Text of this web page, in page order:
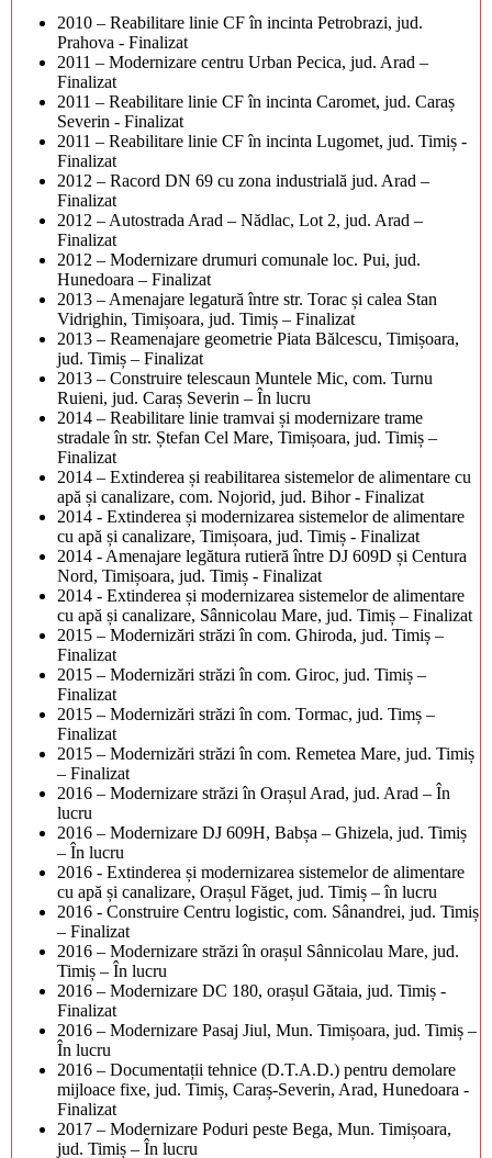
2010 – Reabilitare linie CF în incinta Petrobrazi, jud.
Prahova - Finalizat
2011 – Modernizare centru Urban Pecica, jud. Arad –
Finalizat
2011 – Reabilitare linie CF în incinta Caromet, jud. Caraș
Severin - Finalizat
2011 – Reabilitare linie CF în incinta Lugomet, jud. Timiș -
Finalizat
2012 – Racord DN 69 cu zona industrială jud. Arad –
Finalizat
2012 – Autostrada Arad – Nădlac, Lot 2, jud. Arad –
Finalizat
2012 – Modernizare drumuri comunale loc. Pui, jud.
Hunedoara – Finalizat
2013 – Amenajare legatură între str. Torac și calea Stan
Vidrighin, Timișoara, jud. Timiș – Finalizat
2013 – Reamenajare geometrie Piata Bălcescu, Timișoara,
jud. Timiș – Finalizat
2013 – Construire telescaun Muntele Mic, com. Turnu
Ruieni, jud. Caraș Severin – În lucru
2014 – Reabilitare linie tramvai și modernizare trame
stradale în str. Ștefan Cel Mare, Timișoara, jud. Timiș –
Finalizat
2014 – Extinderea și reabilitarea sistemelor de alimentare cu
apă și canalizare, com. Nojorid, jud. Bihor - Finalizat
2014 - Extinderea și modernizarea sistemelor de alimentare
cu apă și canalizare, Timișoara, jud. Timiș - Finalizat
2014 - Amenajare legătura rutieră între DJ 609D și Centura
Nord, Timișoara, jud. Timiș - Finalizat
2014 - Extinderea și modernizarea sistemelor de alimentare
cu apă și canalizare, Sânnicolau Mare, jud. Timiș – Finalizat
2015 – Modernizări străzi în com. Ghiroda, jud. Timiș –
Finalizat
2015 – Modernizări străzi în com. Giroc, jud. Timiș –
Finalizat
2015 – Modernizări străzi în com. Tormac, jud. Timș –
Finalizat
2015 – Modernizări străzi în com. Remetea Mare, jud. Timiș
– Finalizat
2016 – Modernizare străzi în Orașul Arad, jud. Arad – În
lucru
2016 – Modernizare DJ 609H, Babșa – Ghizela, jud. Timiș
– În lucru
2016 - Extinderea și modernizarea sistemelor de alimentare
cu apă și canalizare, Orașul Făget, jud. Timiș – în lucru
2016 - Construire Centru logistic, com. Sânandrei, jud. Timiș
– Finalizat
2016 – Modernizare străzi în orașul Sânnicolau Mare, jud.
Timiș – În lucru
2016 – Modernizare DC 180, orașul Gătaia, jud. Timiș -
Finalizat
2016 – Modernizare Pasaj Jiul, Mun. Timișoara, jud. Timiș –
În lucru
2016 – Documentații tehnice (D.T.A.D.) pentru demolare
mijloace fixe, jud. Timiș, Caraș-Severin, Arad, Hunedoara -
Finalizat
2017 – Modernizare Poduri peste Bega, Mun. Timișoara,
jud. Timiș – În lucru